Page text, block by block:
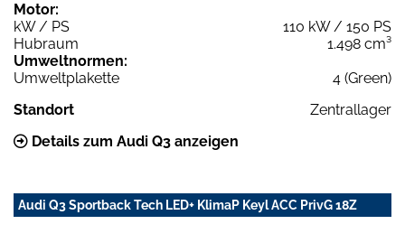
Motor:
kW / PS
110 kW / 150 PS
Hubraum
1.498 cm³
Umweltnormen:
Umweltplakette
4 (Green)
Standort
Zentrallager
Details zum Audi Q3 anzeigen
Audi Q3 Sportback Tech LED+ KlimaP Keyl ACC PrivG 18Z